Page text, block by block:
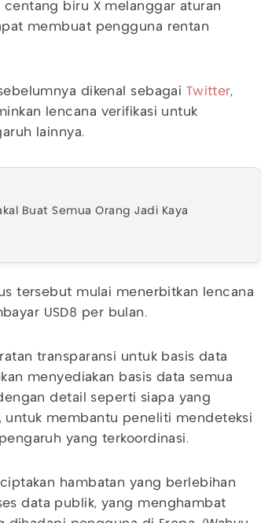
biru X melanggar aturan
membuat pengguna rentan
dikenal sebagai Twitter,
lencana verifikasi untuk
lainnya.
Buat Semua Orang Jadi Kaya
tersebut mulai menerbitkan lencana
USD8 per bulan.
transparansi untuk basis data
menyediakan basis data semua
detail seperti siapa yang
untuk membantu peneliti mendeteksi
yang terkoordinasi.
hambatan yang berlebihan
data publik, yang menghambat